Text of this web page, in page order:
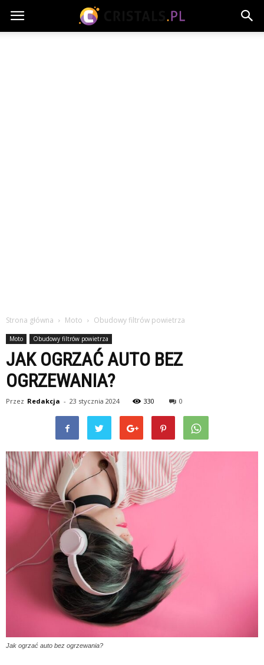
Strona główna Moto Obudowy filtrów powietrza
Moto Obudowy filtrów powietrza
JAK OGRZAĆ AUTO BEZ
OGRZEWANIA?
Przez Redakcja - 23 stycznia 2024 330 0
Jak ogrzać auto bez ogrzewania?